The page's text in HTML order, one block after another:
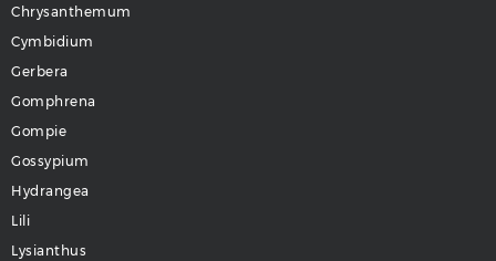
Chrysanthemum
Cymbidium
Gerbera
Gomphrena
Gompie
Gossypium
Hydrangea
Lili
Lysianthus